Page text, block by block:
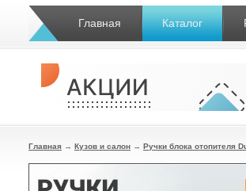
Главная Каталог
Главная → Кузов и салон → Ручки блока отопителя